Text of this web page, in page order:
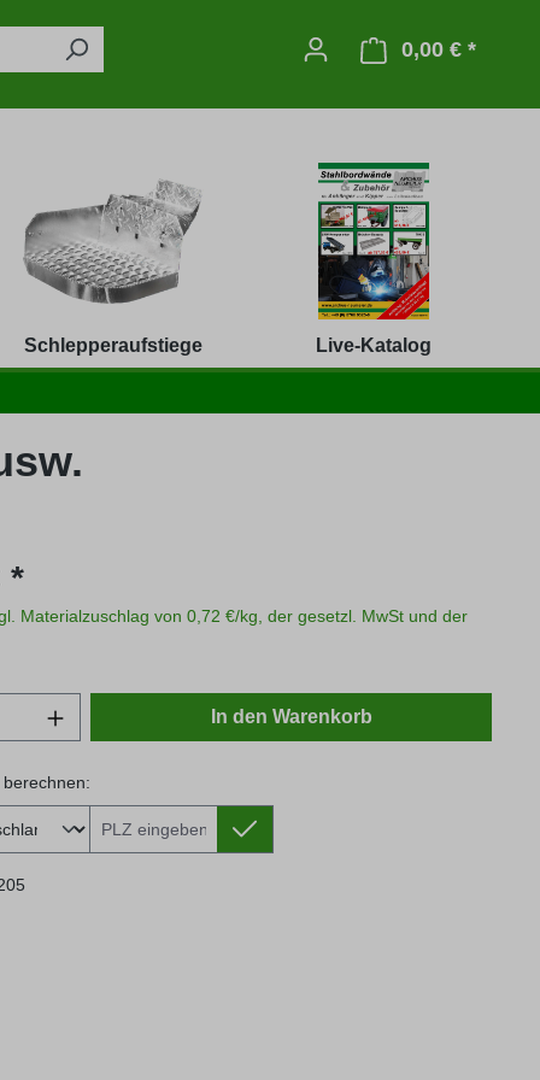
0,00 € *
Schlepperaufstiege Live-Katalog
*
Materialzuschlag von 0,72 €/kg, der gesetzl. MwSt und der
Gib den gewünschten Wert ein
In den Warenkorb